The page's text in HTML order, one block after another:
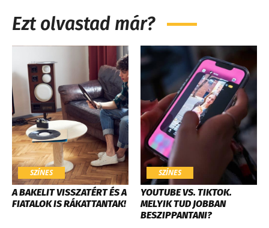
Ezt olvastad már?
SZÍNES
A BAKELIT VISSZATÉRT ÉS A
FIATALOK IS RÁKATTANTAK!
SZÍNES
YOUTUBE VS. TIKTOK.
MELYIK TUD JOBBAN
BESZIPPANTANI?